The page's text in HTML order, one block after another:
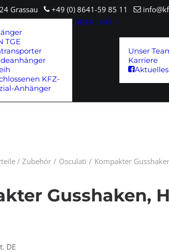
Grassau +49 (0) 8641-59 85 11
TGE
KFZ-
Anhänger
ÜBER UNS
Unser
Karriere
Aktuelles
/ Zubehör Osculati Kompakter
Gusshaken,
DE